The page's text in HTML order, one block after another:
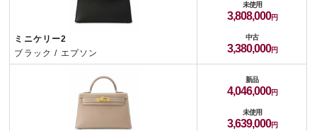
ミニケリー2
ブラック / エプソン
未使用
3,808,000
中古
3,380,000
新品
4,046,000
未使用
3,639,000